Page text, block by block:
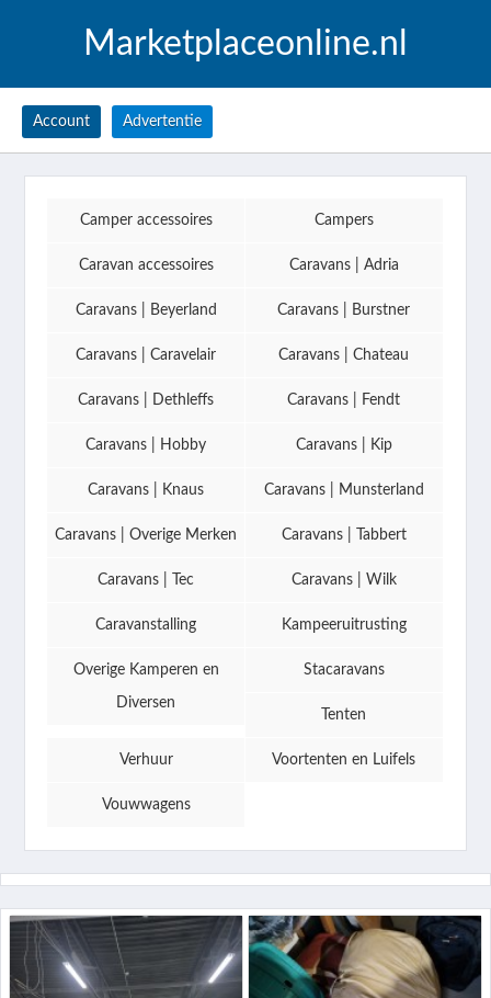
Marketplaceonline.nl
Account Advertentie
Camper accessoires Campers
Caravan accessoires Caravans | Adria
Caravans | Beyerland Caravans | Burstner
Caravans | Caravelair Caravans | Chateau
Caravans | Dethleffs Caravans | Fendt
Caravans | Hobby Caravans | Kip
Caravans | Knaus Caravans | Munsterland
Caravans | Overige Merken Caravans | Tabbert
Caravans | Tec Caravans | Wilk
Caravanstalling Kampeeruitrusting
Overige Kamperen en
Diversen
Stacaravans
Tenten
Verhuur Voortenten en Luifels
Vouwwagens